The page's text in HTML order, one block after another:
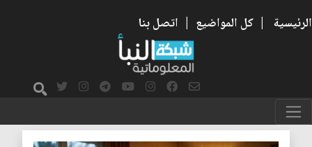
الرئيسية | كل المواضيع | اتصل بنا
الاحترام